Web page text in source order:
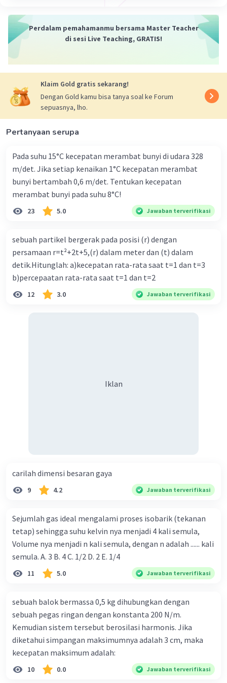
Perdalam pemahamanmu bersama Master Teacher
di sesi Live Teaching, GRATIS!
Klaim Gold gratis sekarang!
Dengan Gold kamu bisa tanya soal ke Forum
sepuasnya, lho.
Pertanyaan serupa
Pada suhu 15°C kecepatan merambat bunyi di udara 328
m/det. Jika setiap kenaikan 1°C kecepatan merambat
bunyi bertambah 0,6 m/det. Tentukan kecepatan
merambat bunyi pada suhu 8°C!
23 5.0 Jawaban terverifikasi
sebuah partikel bergerak pada posisi (r) dengan
persamaan r=t²+2t+5,(r) dalam meter dan (t) dalam
detik.Hitunglah: a)kecepatan rata-rata saat t=1 dan t=3
b)percepaatan rata-rata saat t=1 dan t=2
12 3.0 Jawaban terverifikasi
Iklan
carilah dimensi besaran gaya
9 4.2 Jawaban terverifikasi
Sejumlah gas ideal mengalami proses isobarik (tekanan
tetap) sehingga suhu kelvin nya menjadi 4 kali semula,
Volume nya menjadi n kali semula, dengan n adalah ...... kali
semula. A. 3 B. 4 C. 1/2 D. 2 E. 1/4
11 5.0 Jawaban terverifikasi
sebuah balok bermassa 0,5 kg dihubungkan dengan
sebuah pegas ringan dengan konstanta 200 N/m.
Kemudian sistem tersebut berosilasi harmonis. Jika
diketahui simpangan maksimumnya adalah 3 cm, maka
kecepatan maksimum adalah:
10 0.0 Jawaban terverifikasi